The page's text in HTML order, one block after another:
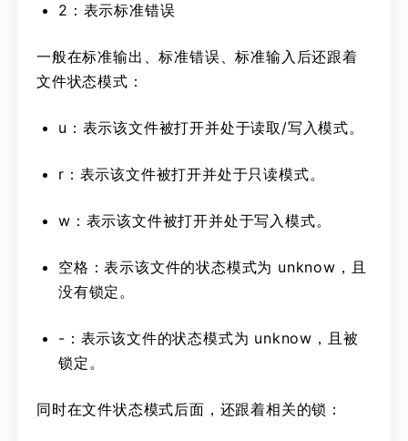
2：表示标准错误
一般在标准输出、标准错误、标准输入后还跟着
文件状态模式：
u：表示该文件被打开并处于读取/写入模式。
r：表示该文件被打开并处于只读模式。
w：表示该文件被打开并处于写入模式。
空格：表示该文件的状态模式为 unknow，且
没有锁定。
-：表示该文件的状态模式为 unknow，且被
锁定。
同时在文件状态模式后面，还跟着相关的锁：